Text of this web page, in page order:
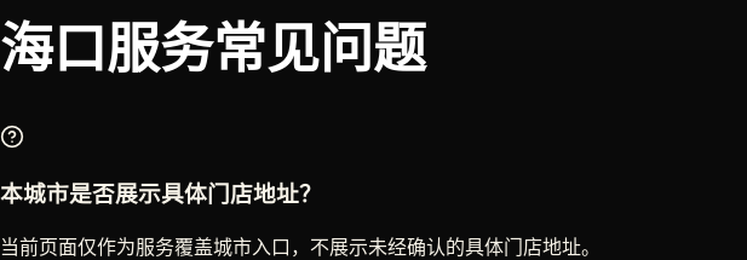
海口 服务常见问题
本城市是否展示具体门店地址？
当前页面仅作为服务覆盖城市入口，不展示未经确认的具体门店地址。